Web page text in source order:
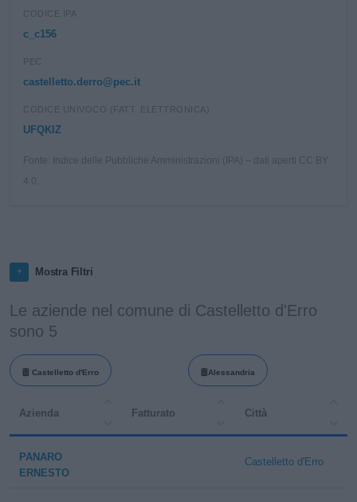
CODICE IPA
c_c156
PEC
castelletto.derro@pec.it
CODICE UNIVOCO (FATT. ELETTRONICA)
UFQKIZ
Fonte: Indice delle Pubbliche Amministrazioni (IPA) – dati aperti CC BY
Mostra Filtri
Le aziende nel comune di Castelletto d'Erro
sono 5
Castelletto d'Erro Alessandria
Azienda Fatturato Città
PANARO
ERNESTO
Castelletto d'Erro